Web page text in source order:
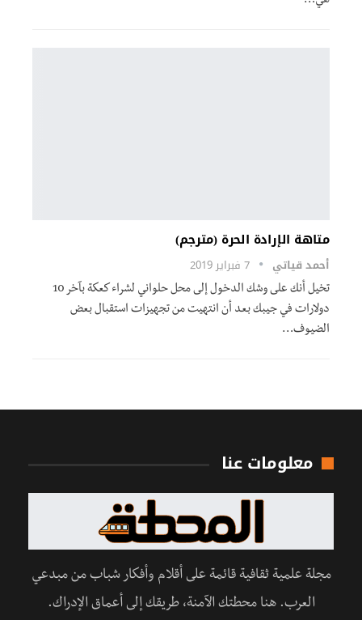
متاهة الإرادة الحرة (مترجم)
أحمد قياتي 7 فبراير 2019
تخيل أنك على وشك الدخول إلى محل حلواني لشراء كعكة بآخر 10
دولارات في جيبك بعد أن انتهيت من تجهيزات استقبال بعض
الضيوف…
معلومات عنا
مجلة علمية ثقافية قائمة على أقلام وأفكار شباب من مبدعي
العرب. هنا محطتك الآمنة، طريقك إلى أعماق الإدراك.